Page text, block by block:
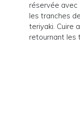
réservée avec
les tranches
teriyaki. Cuire
retournant les